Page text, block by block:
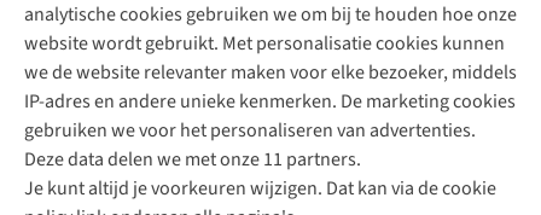
analytische cookies gebruiken we om bij te houden hoe onze
website wordt gebruikt. Met personalisatie cookies kunnen
we de website relevanter maken voor elke bezoeker, middels
IP-adres en andere unieke kenmerken. De marketing cookies
gebruiken we voor het personaliseren van advertenties.
Deze data delen we met onze 11 partners.
Je kunt altijd je voorkeuren wijzigen. Dat kan via de cookie
Contactformulier